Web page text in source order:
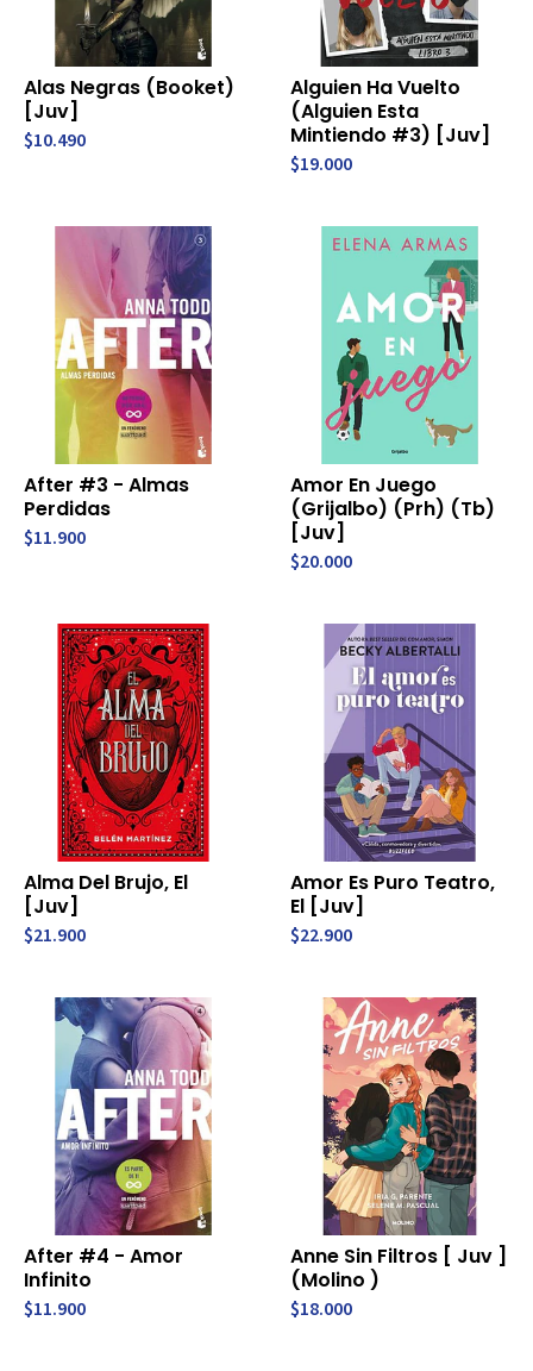
Alas Negras (Booket)
[Juv]
$10.490
Alguien Ha Vuelto
(Alguien Esta
Mintiendo #3) [Juv]
$19.000
After #3 - Almas
Perdidas
$11.900
Amor En Juego
(Grijalbo) (Prh) (Tb)
[Juv]
$20.000
Alma Del Brujo, El
[Juv]
$21.900
Amor Es Puro Teatro,
El [Juv]
$22.900
After #4 - Amor
Infinito
$11.900
Anne Sin Filtros [ Juv ]
(Molino )
$18.000